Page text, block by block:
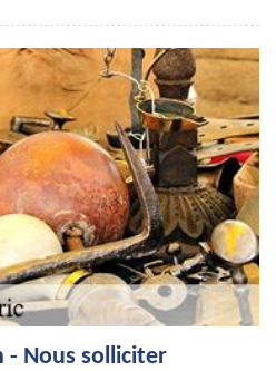
- Nous solliciter